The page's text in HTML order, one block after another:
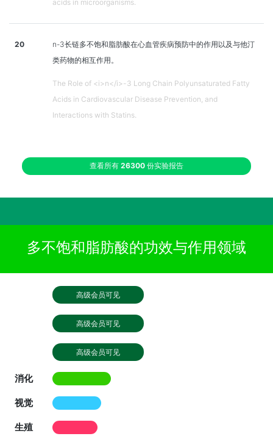
acids in microorganisms.
20
n-3长链多不饱和脂肪酸在心血管疾病预防中的作用以及与他汀
类药物的相互作用。
The Role of <i>n</i>-3 Long Chain Polyunsaturated Fatty
Acids in Cardiovascular Disease Prevention, and
Interactions with Statins.
查看所有 26300 份实验报告
多不饱和脂肪酸的功效与作用领域
高级会员可见
高级会员可见
高级会员可见
消化
视觉
生殖